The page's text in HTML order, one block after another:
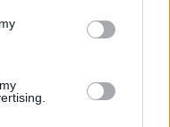
17:26i